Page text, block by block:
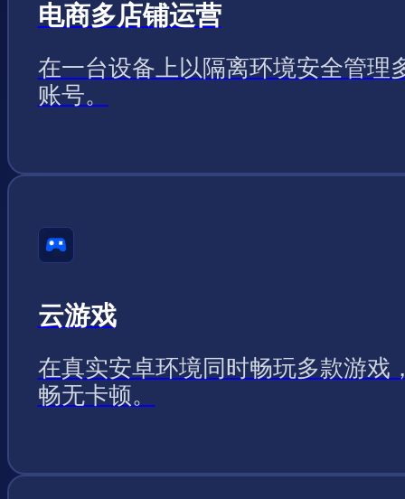
电商多店铺运营
在一台设备上以隔离环境安全管理
账号。
云游戏
在真实安卓环境同时畅玩多款游戏
畅无卡顿。